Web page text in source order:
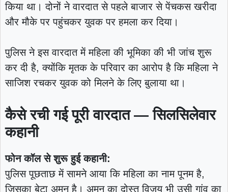
किया था। दोनों ने वारदात से पहले बाजार से पेंचकस खरीदा
और मौके पर पहुंचकर युवक पर हमला कर दिया।
पुलिस ने इस वारदात में महिला की भूमिका की भी जांच शुरू
कर दी है, क्योंकि मृतक के परिवार का आरोप है कि महिला ने
साजिश रचकर युवक को मिलने के लिए बुलाया था।
कैसे रची गई पूरी वारदात — सिलसिलेवार
कहानी
फोन कॉल से शुरू हुई कहानी:
पुलिस पूछताछ में सामने आया कि महिला का नाम पूनम है,
जिसका बेटा अमन है। अमन का दोस्त विजय भी उसी गांव का